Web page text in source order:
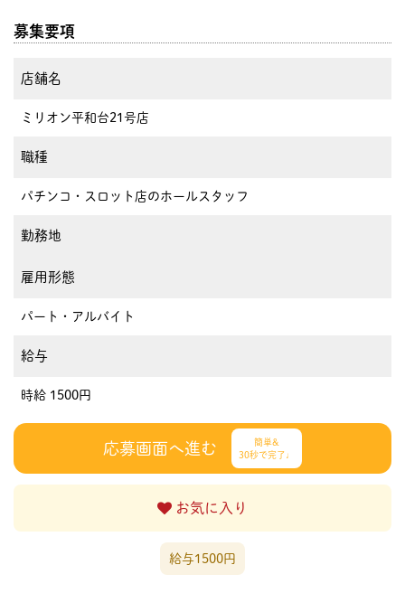
募集要項
店舗名
ミリオン平和台21号店
職種
パチンコ・スロット店のホールスタッフ
勤務地
雇用形態
パート・アルバイト
給与
時給 1500円
応募画面へ進む
簡単&
30秒で完了♩
お気に入り
給与1500円